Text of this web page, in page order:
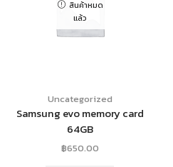
สินค้าหมด
แล้ว
Uncategorized
Samsung evo memory card
64GB
฿650.00